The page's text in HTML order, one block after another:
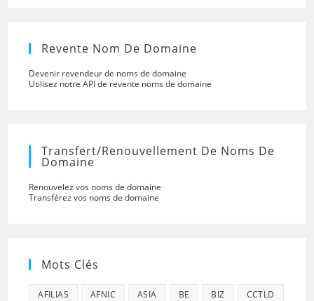
Revente Nom De Domaine
Devenir revendeur de noms de domaine
Utilisez notre API de revente noms de domaine
Transfert/renouvellement De Noms De
Domaine
Renouvelez vos noms de domaine
Transférez vos noms de domaine
Mots Clés
AFILIAS AFNIC ASIA BE BIZ CCTLD